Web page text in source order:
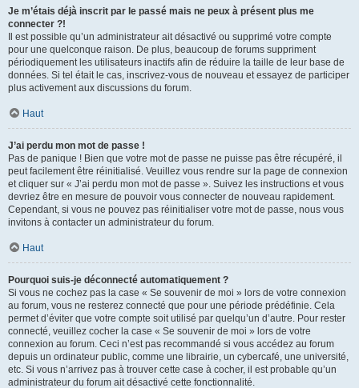
Je m’étais déjà inscrit par le passé mais ne peux à présent plus me
connecter ?!
Il est possible qu’un administrateur ait désactivé ou supprimé votre compte
pour une quelconque raison. De plus, beaucoup de forums suppriment
périodiquement les utilisateurs inactifs afin de réduire la taille de leur base de
données. Si tel était le cas, inscrivez-vous de nouveau et essayez de participer
plus activement aux discussions du forum.
Haut
J’ai perdu mon mot de passe !
Pas de panique ! Bien que votre mot de passe ne puisse pas être récupéré, il
peut facilement être réinitialisé. Veuillez vous rendre sur la page de connexion
et cliquer sur « J’ai perdu mon mot de passe ». Suivez les instructions et vous
devriez être en mesure de pouvoir vous connecter de nouveau rapidement.
Cependant, si vous ne pouvez pas réinitialiser votre mot de passe, nous vous
invitons à contacter un administrateur du forum.
Haut
Pourquoi suis-je déconnecté automatiquement ?
Si vous ne cochez pas la case « Se souvenir de moi » lors de votre connexion
au forum, vous ne resterez connecté que pour une période prédéfinie. Cela
permet d’éviter que votre compte soit utilisé par quelqu’un d’autre. Pour rester
connecté, veuillez cocher la case « Se souvenir de moi » lors de votre
connexion au forum. Ceci n’est pas recommandé si vous accédez au forum
depuis un ordinateur public, comme une librairie, un cybercafé, une université,
etc. Si vous n’arrivez pas à trouver cette case à cocher, il est probable qu’un
administrateur du forum ait désactivé cette fonctionnalité.